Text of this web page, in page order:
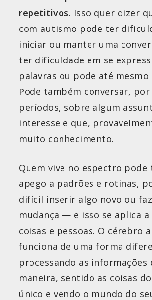
repetitivos. Isso quer dizer
com autismo pode ter
iniciar ou manter uma
ter dificuldade em se
palavras ou pode até mesmo
Pode também conversar, por
períodos, sobre algum
interesse e que,
muito conhecimento.
Quem vive no espectro
apego a padrões e rotinas,
difícil inserir algo novo ou
mudança — e isso se aplica a
coisas e pessoas. O cérebro
funciona de uma forma
processando as informações
maneira, sentido as coisas
único e vendo o mundo do